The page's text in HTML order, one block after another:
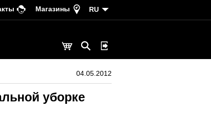
Магазины RU
04.05.2012
уборке